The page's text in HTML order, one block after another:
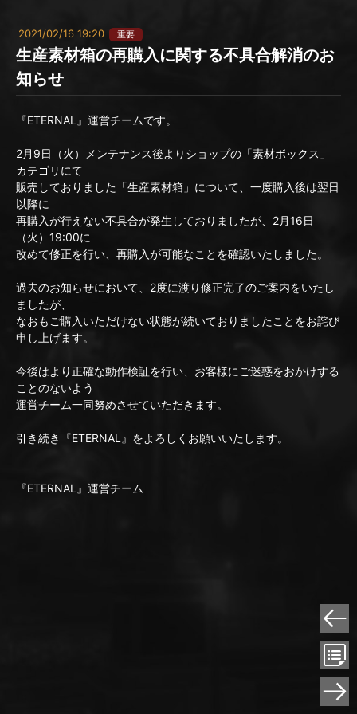
2021/02/16 19:20 重要
生産素材箱の再購入に関する不具合解消のお
知らせ
『ETERNAL』運営チームです。
2月9日（火）メンテナンス後よりショップの「素材ボックス」
カテゴリにて
販売しておりました「生産素材箱」について、一度購入後は翌日
以降に
再購入が行えない不具合が発生しておりましたが、2月16日
（火）19:00に
改めて修正を行い、再購入が可能なことを確認いたしました。
過去のお知らせにおいて、2度に渡り修正完了のご案内をいたし
ましたが、
なおもご購入いただけない状態が続いておりましたことをお詫び
申し上げます。
今後はより正確な動作検証を行い、お客様にご迷惑をおかけする
ことのないよう
運営チーム一同努めさせていただきます。
引き続き『ETERNAL』をよろしくお願いいたします。
『ETERNAL』運営チーム